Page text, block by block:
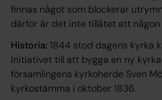
finnas något som blockerar
därför är det inte tillåtet att
Historia: 1844 stod dagens kyrka
Initiativet till att bygga en ny
församlingens kyrkoherde Sven
kyrkostämma i oktober 1836.